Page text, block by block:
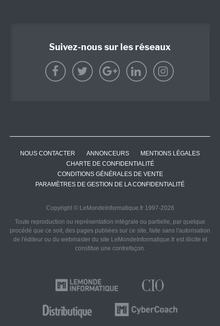
Suivez-nous sur les réseaux
NOUS CONTACTER ANNONCEURS
MENTIONS LÉGALES
CHARTE DE CONFIDENTIALITÉ
CONDITIONS GÉNÉRALES DE VENTE
PARAMÈTRES DE GESTION DE LA CONFIDENTIALITÉ
Copyright © LeMondeInformatique.fr 1997-2026
Toute reproduction ou représentation intégrale ou partielle, par quelque
procédé que ce soit, des pages publiées sur ce site, faite sans l'autorisation
de l'éditeur ou du webmaster du site LeMondeInformatique.fr est illicite et
constitue une contrefaçon.